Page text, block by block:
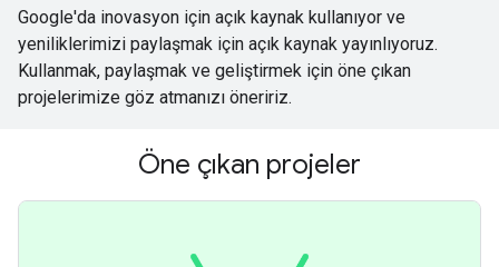
Google'da inovasyon için açık kaynak kullanıyor ve
yeniliklerimizi paylaşmak için açık kaynak yayınlıyoruz.
Kullanmak, paylaşmak ve geliştirmek için öne çıkan
projelerimize göz atmanızı öneririz.
Öne çıkan projeler